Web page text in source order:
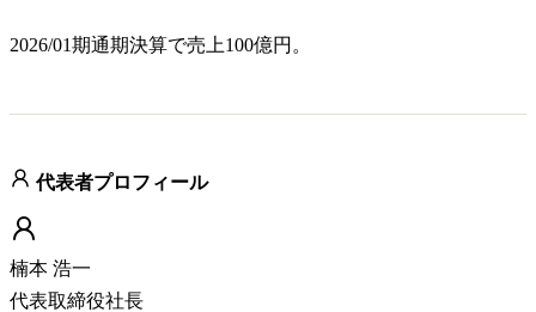
2026/01期通期決算で売上100億円。
代表者プロフィール
楠本 浩一
代表取締役社長